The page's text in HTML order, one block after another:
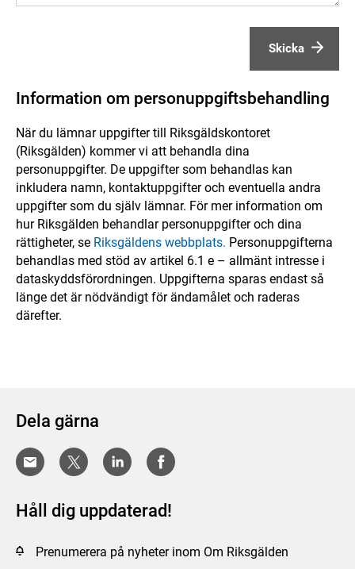
Skicka
Information om personuppgiftsbehandling
När du lämnar uppgifter till Riksgäldskontoret
(Riksgälden) kommer vi att behandla dina
personuppgifter. De uppgifter som behandlas kan
inkludera namn, kontaktuppgifter och eventuella andra
uppgifter som du själv lämnar. För mer information om
hur Riksgälden behandlar personuppgifter och dina
rättigheter, se Riksgäldens webbplats. Personuppgifterna
behandlas med stöd av artikel 6.1 e – allmänt intresse i
dataskyddsförordningen. Uppgifterna sparas endast så
länge det är nödvändigt för ändamålet och raderas
därefter.
Dela gärna
Håll dig uppdaterad!
Prenumerera på nyheter inom Om Riksgälden